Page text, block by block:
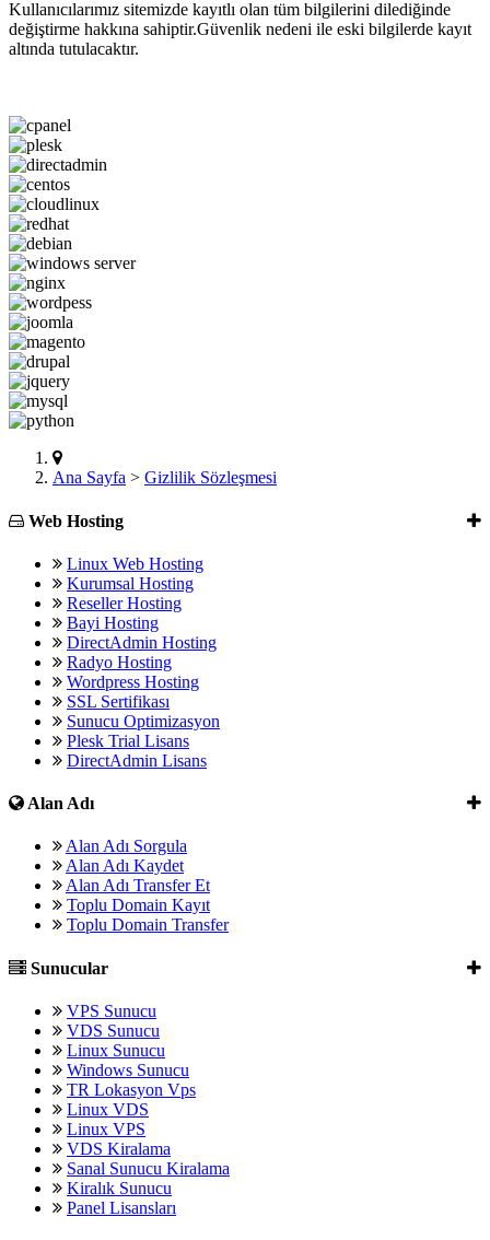
Kullanıcılarımız sitemizde kayıtlı olan tüm bilgilerini dilediğinde
değiştirme hakkına sahiptir.Güvenlik nedeni ile eski bilgilerde kayıt
altında tutulacaktır.
Ana Sayfa > Gizlilik Sözleşmesi
Web Hosting
Linux Web Hosting
Kurumsal Hosting
Reseller Hosting
Bayi Hosting
DirectAdmin Hosting
Radyo Hosting
Wordpress Hosting
SSL Sertifikası
Sunucu Optimizasyon
Plesk Trial Lisans
DirectAdmin Lisans
Alan Adı
Alan Adı Sorgula
Alan Adı Kaydet
Alan Adı Transfer Et
Toplu Domain Kayıt
Toplu Domain Transfer
Sunucular
VPS Sunucu
VDS Sunucu
Linux Sunucu
Windows Sunucu
TR Lokasyon Vps
Linux VDS
Linux VPS
VDS Kiralama
Sanal Sunucu Kiralama
Kiralık Sunucu
Panel Lisansları